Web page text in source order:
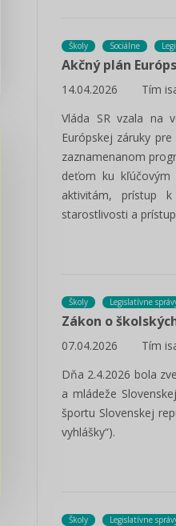
Školy Sociálne
Akčný plán
14.04.2026
Tím
Vláda SR vzala na
Európskej záruky
zaznamenanom
deťom ku kľúčovým
aktivitám, prístup
starostlivosti a
Školy Legislatívne
Zákon o
07.04.2026
Tím
Dňa 2.4.2026 bola
a mládeže
športu Slovenskej
vyhlášky“).
Školy Legislatívne